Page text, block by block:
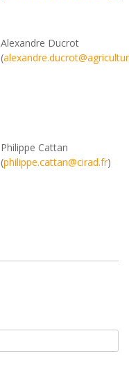
Alexandre Ducrot
(
Philippe Cattan
(philippe.cattan@cirad.fr)